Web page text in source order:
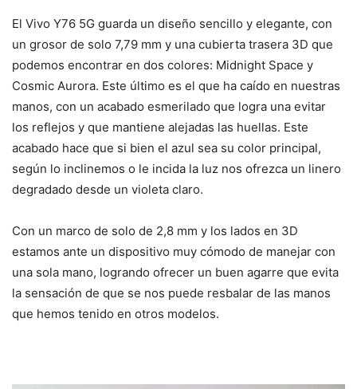
El Vivo Y76 5G guarda un diseño sencillo y elegante, con
un grosor de solo 7,79 mm y una cubierta trasera 3D que
podemos encontrar en dos colores: Midnight Space y
Cosmic Aurora. Este último es el que ha caído en nuestras
manos, con un acabado esmerilado que logra una evitar
los reflejos y que mantiene alejadas las huellas. Este
acabado hace que si bien el azul sea su color principal,
según lo inclinemos o le incida la luz nos ofrezca un linero
degradado desde un violeta claro.
Con un marco de solo de 2,8 mm y los lados en 3D
estamos ante un dispositivo muy cómodo de manejar con
una sola mano, logrando ofrecer un buen agarre que evita
la sensación de que se nos puede resbalar de las manos
que hemos tenido en otros modelos.